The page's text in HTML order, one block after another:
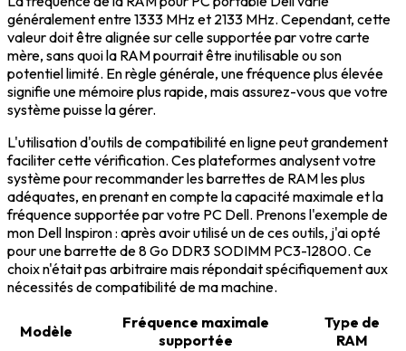
généralement entre 1333 MHz et 2133 MHz. Cependant, cette
valeur doit être alignée sur celle supportée par votre carte
mère, sans quoi la RAM pourrait être inutilisable ou son
potentiel limité. En règle générale, une fréquence plus élevée
signifie une mémoire plus rapide, mais assurez-vous que votre
système puisse la gérer.
L'utilisation d'outils de compatibilité en ligne peut grandement
faciliter cette vérification. Ces plateformes analysent votre
système pour recommander les barrettes de RAM les plus
adéquates, en prenant en compte la capacité maximale et la
fréquence supportée par votre PC Dell. Prenons l'exemple de
mon Dell Inspiron : après avoir utilisé un de ces outils, j'ai opté
pour une barrette de 8 Go DDR3 SODIMM PC3-12800. Ce
choix n'était pas arbitraire mais répondait spécifiquement aux
nécessités de compatibilité de ma machine.
Modèle
Fréquence maximale
supportée
Type de
RAM